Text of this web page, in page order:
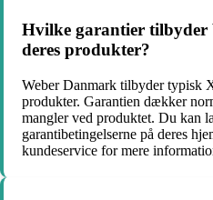
Hvilke garantier tilbyder
deres produkter?
Weber Danmark tilbyder typisk
produkter. Garantien dækker
mangler ved produktet. Du kan
garantibetingelserne på deres
kundeservice for mere